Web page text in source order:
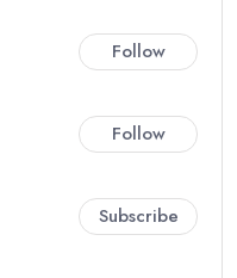
Follow
Follow
Subscribe